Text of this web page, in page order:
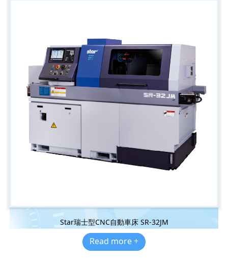
Star瑞士型CNC自動車床 SR-32JM
Read more +